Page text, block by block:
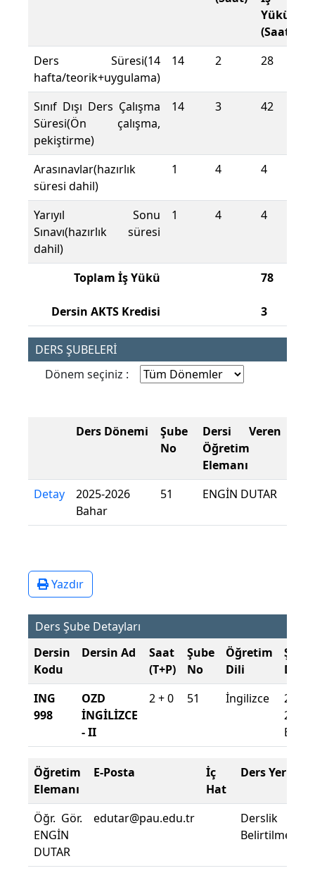
Yükü
(Saat)
Ders Süresi(14
hafta/teorik+uygulama)
14 2 28
Sınıf Dışı Ders Çalışma
Süresi(Ön çalışma,
pekiştirme)
14 3 42
Arasınavlar(hazırlık
süresi dahil)
1 4 4
Yarıyıl Sonu
Sınavı(hazırlık süresi
dahil)
1 4 4
Toplam İş Yükü
Dersin AKTS Kredisi
78
3
DERS ŞUBELERİ
Dönem seçiniz :
Ders Dönemi
Şube
No
Dersi Veren
Öğretim
Elemanı
Detay
2025-2026
Bahar
51 ENGİN DUTAR
Yazdır
Ders Şube Detayları
Dersin
Kodu
Dersin Ad
Saat
(T+P)
Şube
No
Öğretim
Dili
Şube
ING
998
OZD
İNGİLİZCE
- II
2 + 0 51 İngilizce
2025-
2026
Bahar
Öğretim
Elemanı
E-Posta
İç
Hat
Ders Yeri
Öğr. Gör.
ENGİN
DUTAR
edutar@pau.edu.tr
Derslik